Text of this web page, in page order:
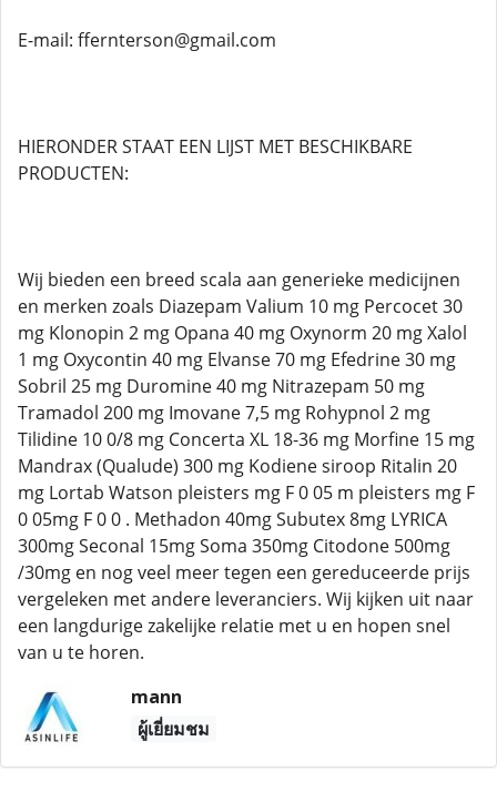
E-mail: ffernterson@gmail.com
HIERONDER STAAT EEN LIJST MET BESCHIKBARE
PRODUCTEN:
Wij bieden een breed scala aan generieke medicijnen
en merken zoals Diazepam Valium 10 mg Percocet 30
mg Klonopin 2 mg Opana 40 mg Oxynorm 20 mg Xalol
1 mg Oxycontin 40 mg Elvanse 70 mg Efedrine 30 mg
Sobril 25 mg Duromine 40 mg Nitrazepam 50 mg
Tramadol 200 mg Imovane 7,5 mg Rohypnol 2 mg
Tilidine 10 0/8 mg Concerta XL 18-36 mg Morfine 15 mg
Mandrax (Qualude) 300 mg Kodiene siroop Ritalin 20
mg Lortab Watson pleisters mg F 0 05 m pleisters mg F
0 05mg F 0 0 . Methadon 40mg Subutex 8mg LYRICA
300mg Seconal 15mg Soma 350mg Citodone 500mg
/30mg en nog veel meer tegen een gereduceerde prijs
vergeleken met andere leveranciers. Wij kijken uit naar
een langdurige zakelijke relatie met u en hopen snel
van u te horen.
mann
ผู้เยี่ยมชม